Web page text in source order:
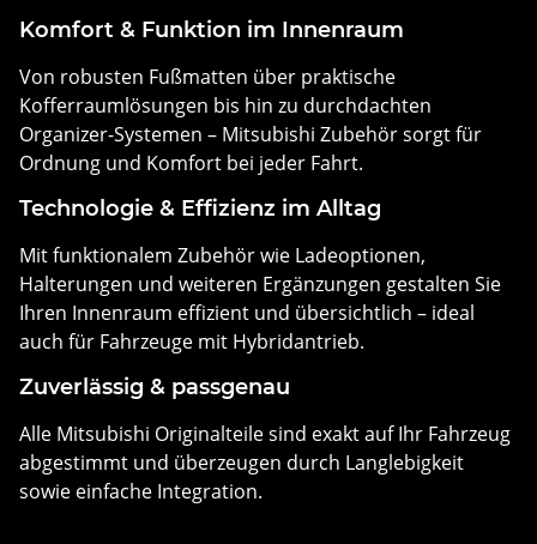
Komfort & Funktion im Innenraum
Von robusten Fußmatten über praktische
Kofferraumlösungen bis hin zu durchdachten
Organizer-Systemen – Mitsubishi Zubehör sorgt für
Ordnung und Komfort bei jeder Fahrt.
Technologie & Effizienz im Alltag
Mit funktionalem Zubehör wie Ladeoptionen,
Halterungen und weiteren Ergänzungen gestalten Sie
Ihren Innenraum effizient und übersichtlich – ideal
auch für Fahrzeuge mit Hybridantrieb.
Zuverlässig & passgenau
Alle Mitsubishi Originalteile sind exakt auf Ihr Fahrzeug
abgestimmt und überzeugen durch Langlebigkeit
sowie einfache Integration.